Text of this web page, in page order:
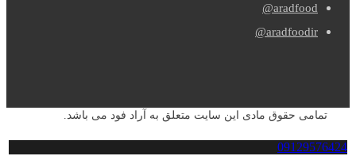
aradfood@
aradfoodir@
تمامی حقوق مادی این سایت متعلق به آراد فود می باشد.
09129576424